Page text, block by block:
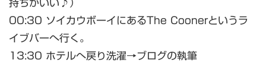
持ちがいい♪）
00:30 ソイカウボーイにあるThe Coonerというラ
イブバーへ行く。
13:30 ホテルへ戻り洗濯→ブログの執筆